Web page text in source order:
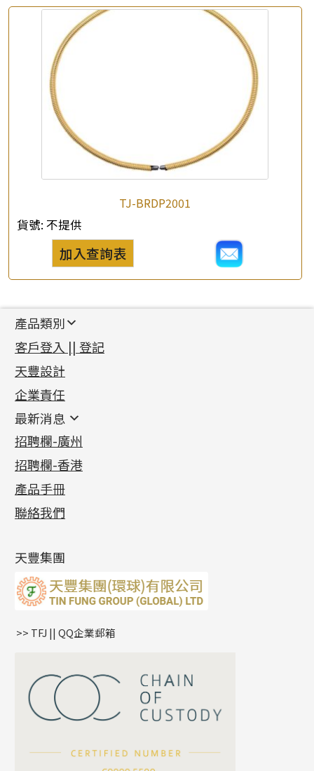
TJ-BRDP2001
貨號: 不提供
加入查詢表
公司名稱
產品類別
新產品
足金系列
足金配件
機織鏈系列
珠仔鏈
镶口链
管狀網鏈
十字車花鏈系列
十字閃O鏈系列
十字錘打鏈系列
側身車花鏈系列
側身鏈系列
雙十字鏈系列
水波鏈系列
蛇骨鏈系列
鏈尾系列
嘴唇鏈系列
S車花鏈系列
珍珠鏈系列
坦克鏈系列
滿天星鏈系列
方假繩鏈系列
首飾配件
耳環類配件
卷迫系列
螺絲迫系列
梅花迫系列
平臺迫系列
綫拍系列
美拍系列
耳環扣系列
耳綫/耳鈎系列
耳環爪頭
耳環
鏈類配件
動感車花吊墜
調節珠系列
生圈扣系列
龍蝦扣系列
鴨俐制系列
字母吊墜
相盒吊墜
項鏈吊墜
生肖吊墜
星座吊墜
珠扣
其他類配件
珠盤系列
袖口鈕系列
焊片及鐳射綫
空心車花管
珠類配件
無孔光身珠
空心光身珠
無孔批花珠
鑲口類
四爪頭系列
六爪頭系列
車花片
動感車花片
鑲口戒指
鑲口手鏈系列
首飾系列
手镯系列
戒指系列
空心耳環
空心车花管首饰链
空心手鐲系列
貴金屬原料
千足金
記憶金屬系列
記憶戒指
拉簧珠珠手鏈
記憶鈦手鐲
客戶登入 || 登記
天豐設計
企業責任
最新消息
最新消息
各項證書(2)
相片集(9)
展覽會資訊
最新產品資訊
招聘欄-廣州
招聘欄-香港
產品手冊
聯絡我們
天豐集團
>> TFJ || QQ企業郵箱